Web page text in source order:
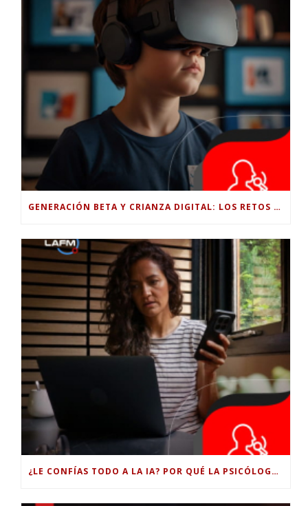
GENERACIÓN BETA Y CRIANZA DIGITAL: LOS RETOS DE CRIAR HIJOS EN LA ERA DE LA INTELIGENCIA ARTIFICIAL
¿LE CONFÍAS TODO A LA IA? POR QUÉ LA PSICÓLOGA DICE QUE ESO PUEDE COSTARTE TUS PROPIAS HABILIDADES